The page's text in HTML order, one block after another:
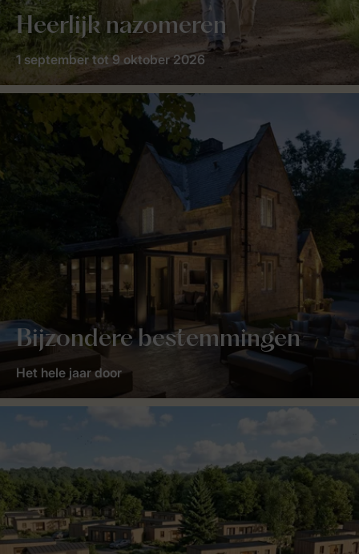
Heerlijk nazomeren
1 september tot 9 oktober 2026
Bijzondere bestemmingen
Het hele jaar door